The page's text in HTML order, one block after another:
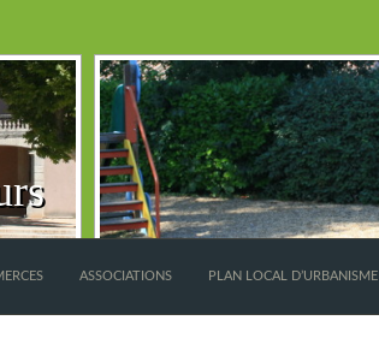
ASSOCIATIONS PLAN LOCAL D’URBANISME